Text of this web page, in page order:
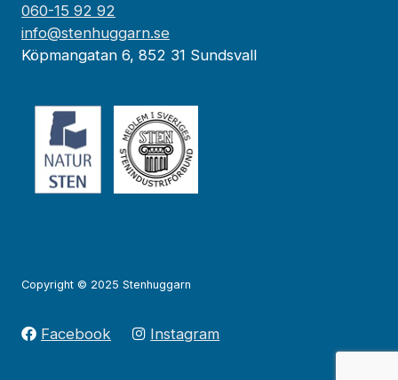
060-15 92 92
info@stenhuggarn.se
Köpmangatan 6, 852 31 Sundsvall
Copyright © 2025 Stenhuggarn
Facebook Instagram